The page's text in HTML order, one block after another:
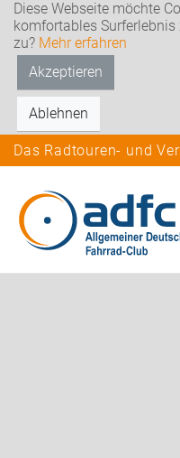
Diese Webseite möchte
komfortables
zu? Mehr erfahren
Akzeptieren
Ablehnen
Das Radtouren- und